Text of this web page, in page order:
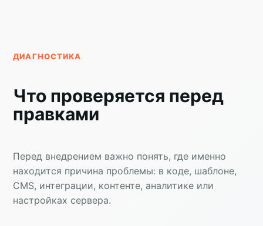
ДИАГНОСТИКА
Что проверяется перед
правками
Перед внедрением важно понять, где именно
находится причина проблемы: в коде, шаблоне,
CMS, интеграции, контенте, аналитике или
настройках сервера.